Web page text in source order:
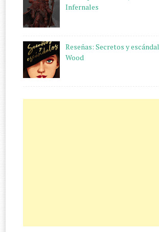
Infernales
Reseñas: Secretos y
Wood